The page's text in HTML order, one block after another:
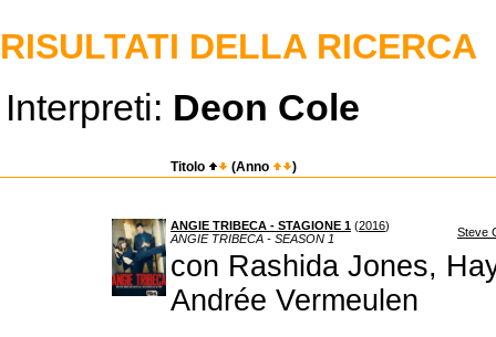
RISULTATI DELLA RICERCA
Interpreti: Deon Cole
Titolo (Anno )
ANGIE TRIBECA - STAGIONE 1 (2016)
ANGIE TRIBECA - SEASON 1
Steve
con Rashida Jones,
Andrée Vermeulen